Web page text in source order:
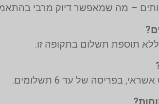
– מה שמאפשר דיוק מרבי
תוספת תשלום בתקופה זו.
בפריסה של עד 6 תשלומים.